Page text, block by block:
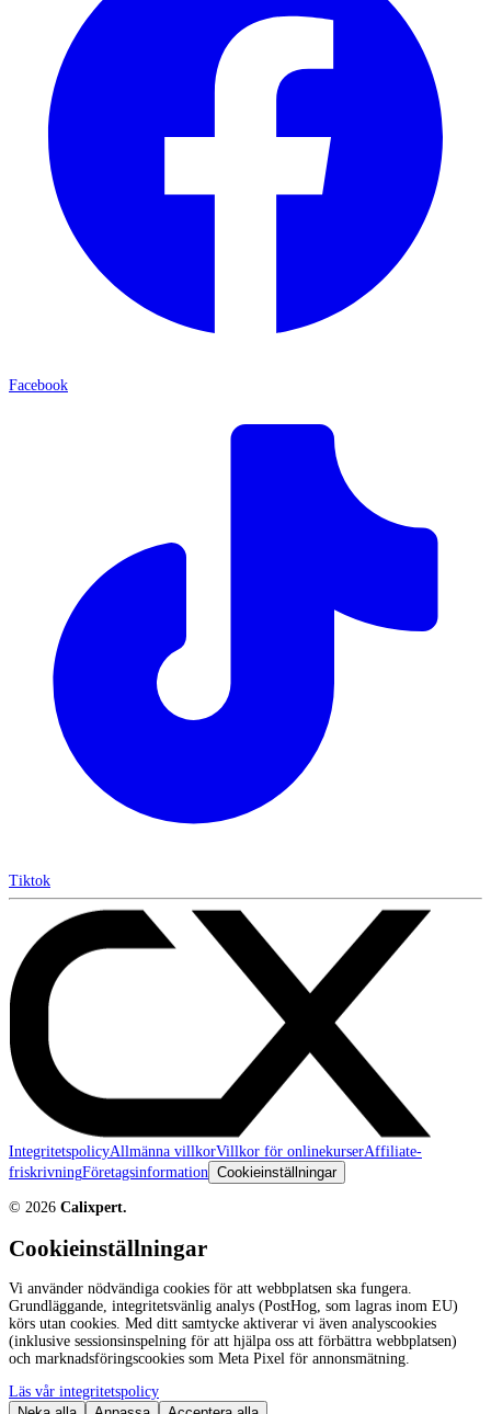
Facebook
Tiktok
IntegritetspolicyAllmänna villkorVillkor för onlinekurserAffiliate-
friskrivningFöretagsinformation Cookieinställningar
© 2026 Calixpert.
Cookieinställningar
Vi använder nödvändiga cookies för att webbplatsen ska fungera.
Grundläggande, integritetsvänlig analys (PostHog, som lagras inom EU)
körs utan cookies. Med ditt samtycke aktiverar vi även analyscookies
(inklusive sessionsinspelning för att hjälpa oss att förbättra webbplatsen)
och marknadsföringscookies som Meta Pixel för annonsmätning.
Läs vår integritetspolicy